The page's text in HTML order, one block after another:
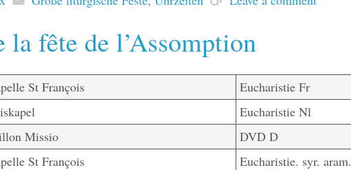
la fête de l’Assomption
St François
Eucharistie Fr
Eucharistie Nl
Missio
DVD D
St François
Eucharistie. syr. aram.